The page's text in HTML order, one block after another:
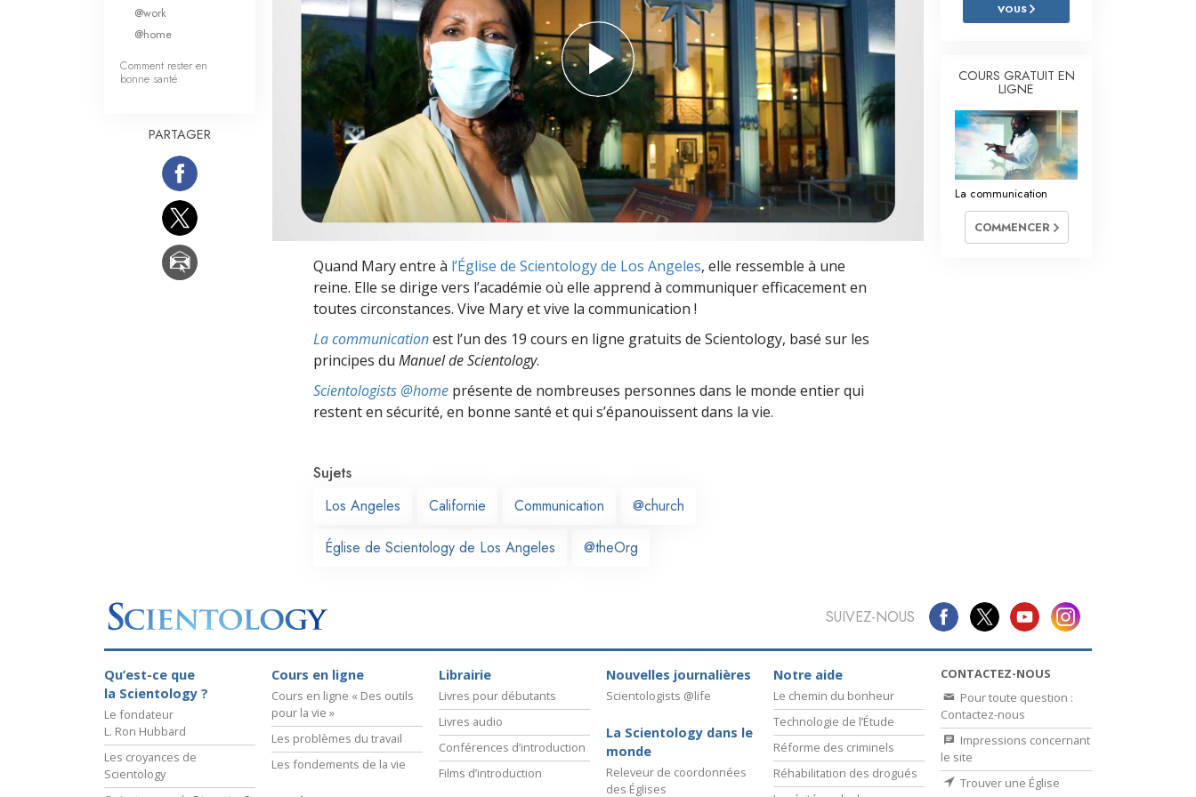
Qu’est-ce que la grandeur ? L’échelle des tons émotionnels
Réponses aux drogues
Les enfants
Des outils pour le monde du travail
L’éthique et les conditions
La raison de l’oppression
Les investigations
Quand Mary entre à l’Église de Scientology de Los Angeles, elle ressemble à une
reine. Elle se dirige vers l’académie où elle apprend à communiquer efficacement en
toutes circonstances. Vive Mary et vive la communication !
La communicationest l’un des 19 cours en ligne gratuits de Scientology, basé sur les
principes du Manuel de Scientology.
Scientologists @home présente de nombreuses personnes dans le monde entier qui
restent en sécurité, en bonne santé et qui s’épanouissent dans la vie.
Sujets
Los Angeles
Californie Communication @church
Église de Scientology de Los Angeles @theOrg
@work
@home
Comment rester en
bonne santé
PARTAGER
VOUS
COURS GRATUIT EN
LIGNE
La communication
COMMENCER
SUIVEZ-NOUS
Qu’est-ce que
la Scientology ?
Le fondateur
L. Ron Hubbard
Les croyances de
Scientology
Cours en ligne
Cours en ligne « Des outils
pour la vie »
Les problèmes du travail
Les fondements de la vie
Librairie
Livres pour débutants
Livres audio
Conférences d’introduction
Films d’introduction
Nouvelles journalières
Scientologists @life
La Scientology dans le
monde
Releveur de coordonnées
des Églises
Notre aide
Le chemin du bonheur
Technologie de l’Étude
Réforme des criminels
Réhabilitation des drogués
CONTACTEZ-NOUS
Pour toute question :
Contactez-nous
Impressions concernant
le site
Trouver une Église